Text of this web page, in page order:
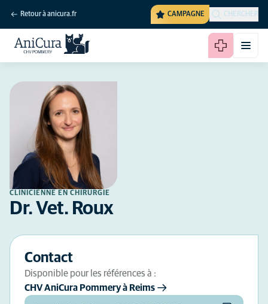
Retour à anicura.fr CAMPAGNE CHERCHER
CLINICIENNE EN CHIRURGIE
Dr. Vet. Roux
Contact
Disponible pour les références à :
CHV AniCura Pommery à Reims